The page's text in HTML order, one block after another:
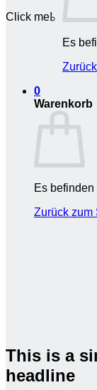
Es
0
Warenkorb
Es
Zurück zum
Click me!
This is a
headline